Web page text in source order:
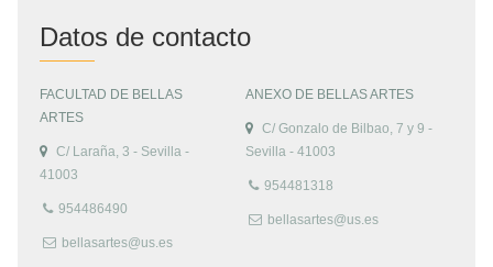
Datos de contacto
FACULTAD DE BELLAS
ARTES
C/ Laraña, 3 - Sevilla -
41003
954486490
bellasartes@us.es
ANEXO DE BELLAS ARTES
C/ Gonzalo de Bilbao, 7 y 9 -
Sevilla - 41003
954481318
bellasartes@us.es